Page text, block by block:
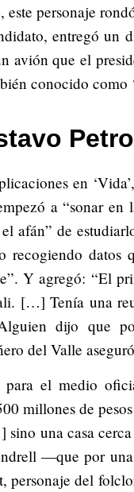
este personaje
entregó un
avión que el
conocido como
en
a “sonar en
el afán” de
datos
Y agregó: “El
[…] Tenía una
dijo que
del Valle
el medio
millones de
una casa
—que por
personaje del